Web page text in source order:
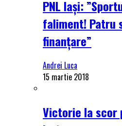
PNL Iași:
faliment! Patru
finanțare”
Andrei Luca
15 martie 2018
Victorie la scor